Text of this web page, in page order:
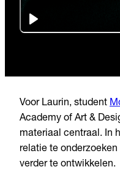
Voor Laurin, student
Academy of Art &
materiaal centraal. In
relatie te
verder te ontwikkelen.